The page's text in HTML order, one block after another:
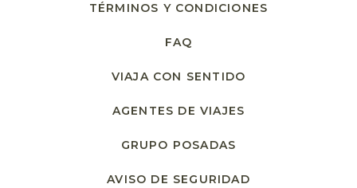
TÉRMINOS Y CONDICIONES
FAQ
VIAJA CON SENTIDO
AGENTES DE VIAJES
GRUPO POSADAS
AVISO DE SEGURIDAD